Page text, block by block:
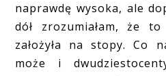
naprawdę wysoka, ale
dół zrozumiałam, że
założyła na stopy. Co
może i